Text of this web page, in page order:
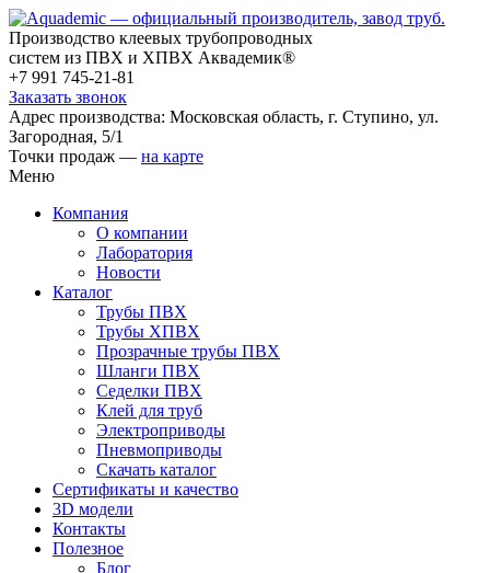
Производство клеевых трубопроводных
систем из ПВХ и ХПВХ Аквадемик®
+7 991 745-21-81
Заказать звонок
Адрес производства: Московская область, г. Ступино, ул.
Загородная, 5/1
Точки продаж — на карте
Меню
Компания
О компании
Лаборатория
Новости
Каталог
Трубы ПВХ
Трубы ХПВХ
Прозрачные трубы ПВХ
Шланги ПВХ
Седелки ПВХ
Клей для труб
Электроприводы
Пневмоприводы
Скачать каталог
Сертификаты и качество
3D модели
Контакты
Полезное
Блог